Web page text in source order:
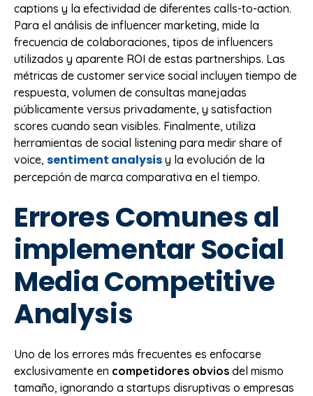
captions y la efectividad de diferentes calls-to-action.
Para el análisis de influencer marketing, mide la
frecuencia de colaboraciones, tipos de influencers
utilizados y aparente ROI de estas partnerships. Las
métricas de customer service social incluyen tiempo de
respuesta, volumen de consultas manejadas
públicamente versus privadamente, y satisfaction
scores cuando sean visibles. Finalmente, utiliza
herramientas de social listening para medir share of
voice, sentiment analysis y la evolución de la
percepción de marca comparativa en el tiempo.
Errores Comunes al
implementar Social
Media Competitive
Analysis
Uno de los errores más frecuentes es enfocarse
exclusivamente en competidores obvios del mismo
tamaño, ignorando a startups disruptivas o empresas